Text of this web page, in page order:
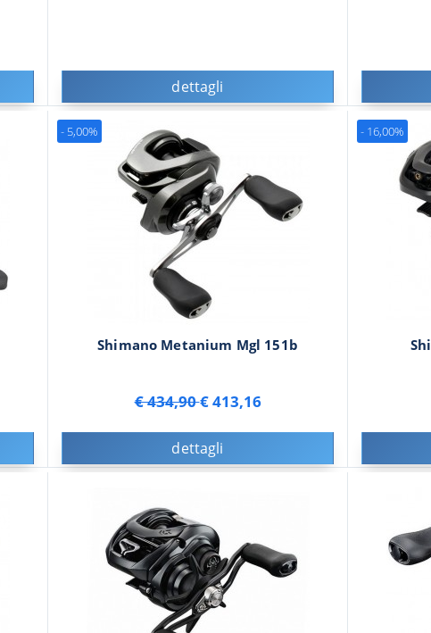
dettagli
Shimano Metanium Mgl 151b
€ 434,90€ 413,16
dettagli
- 5,00% - 16,00%